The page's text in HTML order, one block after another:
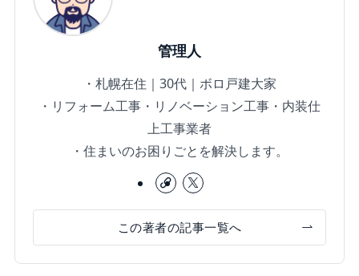
管理人
・札幌在住｜30代｜ボロ戸建大家
・リフォーム工事・リノベーション工事・内装仕
上工事業者
・住まいのお困りごとを解決します。
この著者の記事一覧へ